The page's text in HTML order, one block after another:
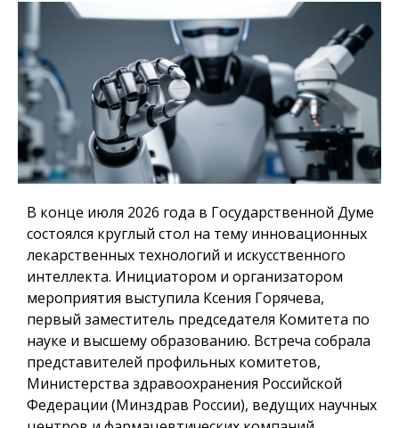
В конце июля 2026 года в Государственной Думе
состоялся круглый стол на тему инновационных
лекарственных технологий и искусственного
интеллекта. Инициатором и организатором
мероприятия выступила Ксения Горячева,
первый заместитель председателя Комитета по
науке и высшему образованию. Встреча собрала
представителей профильных комитетов,
Министерства здравоохранения Российской
Федерации (Минздрав России), ведущих научных